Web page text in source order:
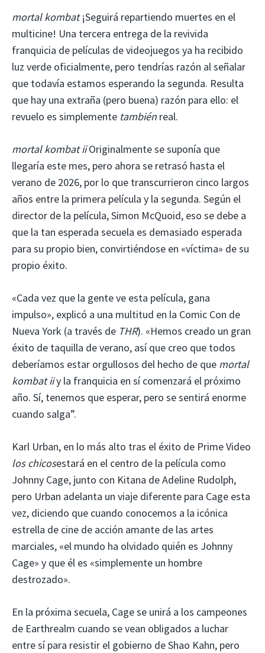
mortal kombat¡Seguirá repartiendo muertes en el
multicine! Una tercera entrega de la revivida
franquicia de películas de videojuegos ya ha recibido
luz verde oficialmente, pero tendrías razón al señalar
que todavía estamos esperando la segunda. Resulta
que hay una extraña (pero buena) razón para ello: el
revuelo es simplemente también real.
mortal kombat iiOriginalmente se suponía que
llegaría este mes, pero ahora se retrasó hasta el
verano de 2026, por lo que transcurrieron cinco largos
años entre la primera película y la segunda. Según el
director de la película, Simon McQuoid, eso se debe a
que la tan esperada secuela es demasiado esperada
para su propio bien, convirtiéndose en «víctima» de su
propio éxito.
«Cada vez que la gente ve esta película, gana
impulso», explicó a una multitud en la Comic Con de
Nueva York (a través de THR). «Hemos creado un gran
éxito de taquilla de verano, así que creo que todos
deberíamos estar orgullosos del hecho de que mortal
kombat iiy la franquicia en sí comenzará el próximo
año. Sí, tenemos que esperar, pero se sentirá enorme
cuando salga”.
Karl Urban, en lo más alto tras el éxito de Prime Video
los chicosestará en el centro de la película como
Johnny Cage, junto con Kitana de Adeline Rudolph,
pero Urban adelanta un viaje diferente para Cage esta
vez, diciendo que cuando conocemos a la icónica
estrella de cine de acción amante de las artes
marciales, «el mundo ha olvidado quién es Johnny
Cage» y que él es «simplemente un hombre
destrozado».
En la próxima secuela, Cage se unirá a los campeones
de Earthrealm cuando se vean obligados a luchar
entre sí para resistir el gobierno de Shao Kahn, pero